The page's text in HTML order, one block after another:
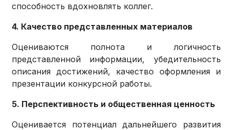
способность вдохновлять коллег.
4. Качество представленных материалов
Оцениваются полнота и логичность
представленной информации, убедительность
описания достижений, качество оформления и
презентации конкурсной работы.
5. Перспективность и общественная ценность
Оценивается потенциал дальнейшего развития